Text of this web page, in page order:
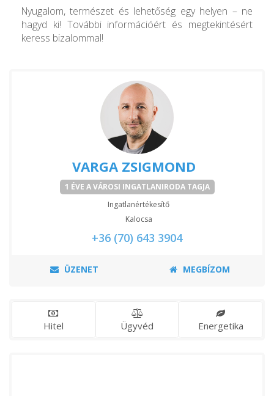
Nyugalom, természet és lehetőség egy helyen – ne
hagyd ki! További információért és megtekintésért
keress bizalommal!
VARGA ZSIGMOND
1 ÉVE A VÁROSI INGATLANIRODA TAGJA
Ingatlanértékesítő
Kalocsa
+36 (70) 643 3904
ÜZENET MEGBÍZOM
Hitel Ügyvéd Energetika